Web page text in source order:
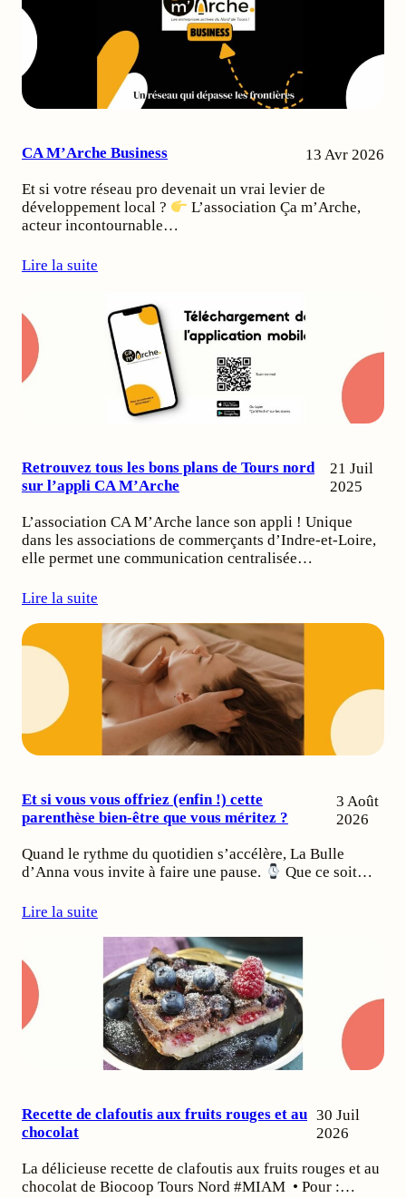
CA M’Arche Business 13 Avr 2026
Et si votre réseau pro devenait un vrai levier de
développement local ?
L’association Ça m’Arche,
acteur incontournable…
Lire la suite
Retrouvez tous les bons plans de Tours nord
sur l’appli CA M’Arche
21 Juil
2025
L’association CA M’Arche lance son appli ! Unique
dans les associations de commerçants d’Indre-et-Loire,
elle permet une communication centralisée…
Lire la suite
Et si vous vous offriez (enfin !) cette
parenthèse bien-être que vous méritez ?
3 Août
2026
Quand le rythme du quotidien s’accélère, La Bulle
d’Anna vous invite à faire une pause.
Que ce soit…
Lire la suite
Recette de clafoutis aux fruits rouges et au
chocolat
30 Juil
2026
La délicieuse recette de clafoutis aux fruits rouges et au
chocolat de Biocoop Tours Nord #MIAM • Pour :…